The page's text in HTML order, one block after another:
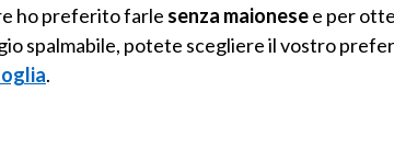
ho preferito farle senza maionesee per
spalmabile, potete scegliere il vostro
.